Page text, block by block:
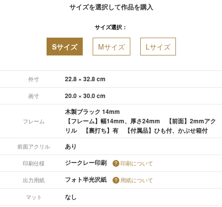
サイズを選択して作品を購入
サイズ選択：
Sサイズ Mサイズ Lサイズ
外寸 22.8 × 32.8 cm
画寸 20.0 × 30.0 cm
フレーム
木製ブラック 14mm
【フレーム】幅14mm、厚さ24mm 【前面】2mmアク
リル 【裏打ち】有 【付属品】ひも付、かぶせ箱付
前面アクリル あり
印刷仕様 ジークレー印刷 印刷について
出力用紙 フォト半光沢紙 用紙について
マット なし